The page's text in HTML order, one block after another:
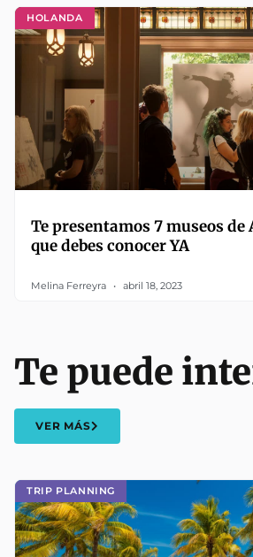
HOLANDA
Te presentamos 7 museos
que debes conocer YA
Melina Ferreyra abril 18, 2023
TRIP PLANNING
Te puede
VER MÁS